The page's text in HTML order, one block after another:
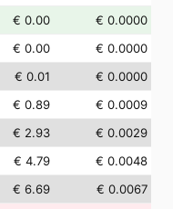
€ 0.00
€ 0.0000
€ 0.00
€ 0.0000
€ 0.01
€ 0.0000
€ 0.89
€ 0.0009
€ 2.93
€ 0.0029
€ 4.79
€ 0.0048
€ 6.69
€ 0.0067